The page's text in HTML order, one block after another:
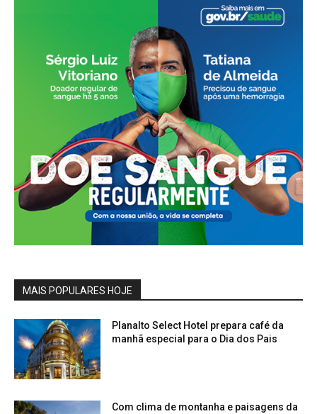
MAIS POPULARES HOJE
Planalto Select Hotel prepara café da
manhã especial para o Dia dos Pais
Com clima de montanha e paisagens da